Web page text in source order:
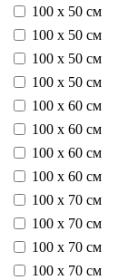
100 х 50 см
100 х 50 см
100 х 50 см
100 х 50 см
100 х 60 см
100 х 60 см
100 х 60 см
100 х 60 см
100 х 70 см
100 х 70 см
100 х 70 см
100 х 70 см